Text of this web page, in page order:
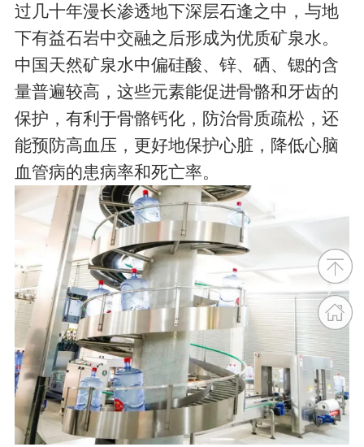
过几十年漫长渗透地下深层石逢之中，与地
下有益石岩中交融之后形成为优质矿泉水。
中国天然矿泉水中偏硅酸、锌、硒、锶的含
量普遍较高，这些元素能促进骨骼和牙齿的
保护，有利于骨骼钙化，防治骨质疏松，还
能预防高血压，更好地保护心脏，降低心脑
血管病的患病率和死亡率。